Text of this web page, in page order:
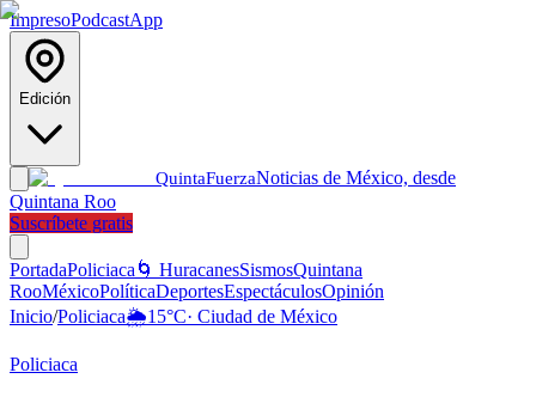
ImpresoPodcastApp
Edición
QuintaFuerzaNoticias de México, desde
Quintana Roo
Suscríbete gratis
PortadaPoliciaca 🌀 HuracanesSismosQuintana
RooMéxicoPolíticaDeportesEspectáculosOpinión
Inicio/Policiaca🌦️15°C· Ciudad de México
Policiaca